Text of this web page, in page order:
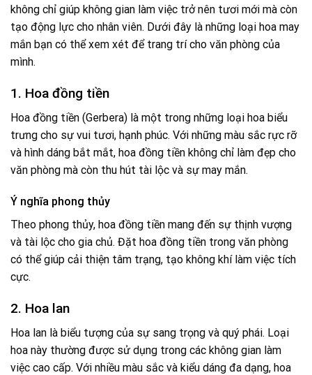
không chỉ giúp không gian làm việc trở nên tươi mới mà còn
tạo động lực cho nhân viên. Dưới đây là những loại hoa may
mắn bạn có thể xem xét để trang trí cho văn phòng của
mình.
1. Hoa đồng tiền
Hoa đồng tiền (Gerbera) là một trong những loại hoa biểu
trưng cho sự vui tươi, hạnh phúc. Với những màu sắc rực rỡ
và hình dáng bắt mắt, hoa đồng tiền không chỉ làm đẹp cho
văn phòng mà còn thu hút tài lộc và sự may mắn.
Ý nghĩa phong thủy
Theo phong thủy, hoa đồng tiền mang đến sự thịnh vượng
và tài lộc cho gia chủ. Đặt hoa đồng tiền trong văn phòng
có thể giúp cải thiện tâm trạng, tạo không khí làm việc tích
cực.
2. Hoa lan
Hoa lan là biểu tượng của sự sang trọng và quý phái. Loại
hoa này thường được sử dụng trong các không gian làm
việc cao cấp. Với nhiều màu sắc và kiểu dáng đa dạng, hoa